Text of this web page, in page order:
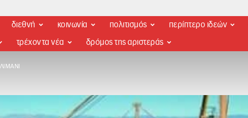
διεθνή κοινωνία πολιτισμός περίπτερο ιδεών
τρέχοντα νέα δρόμος της αριστεράς